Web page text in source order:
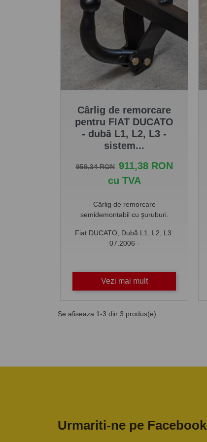
Cârlig de remorcare
pentru FIAT DUCATO
- dubă L1, L2, L3 -
sistem...
Pret de baza
959,34 RON Pret
911,38 RON
cu TVA
Cârlig de remorcare
semidemontabil cu șuruburi.
Fiat DUCATO, Dubă L1, L2, L3.
07.2006 -
Vezi mai mult
Se afiseaza 1-3 din 3 produs(e)
Urmariti-ne pe Facebook